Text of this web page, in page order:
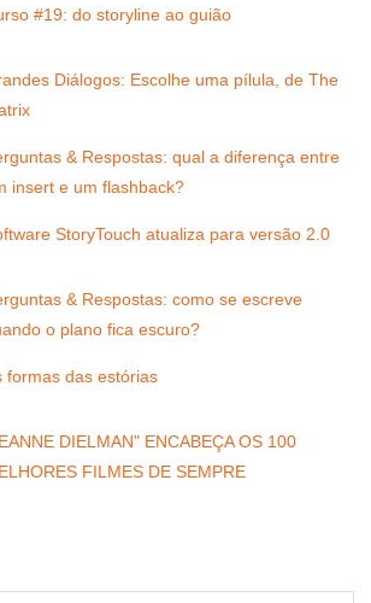
#19: do storyline ao guião
Diálogos: Escolhe uma pílula, de The
& Respostas: qual a diferença entre
insert e um flashback?
StoryTouch atualiza para versão 2.0
& Respostas: como se escreve
o plano fica escuro?
formas das estórias
DIELMAN" ENCABEÇA OS 100
FILMES DE SEMPRE